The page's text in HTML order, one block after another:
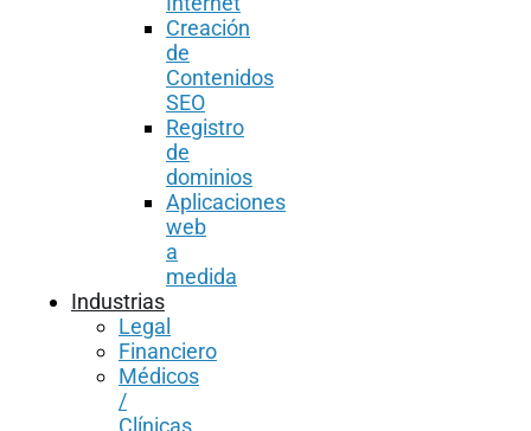
Creación
de
Contenidos
SEO
Registro
de
dominios
Aplicaciones
web
a
medida
Industrias
Legal
Financiero
Médicos
/
Clínicas